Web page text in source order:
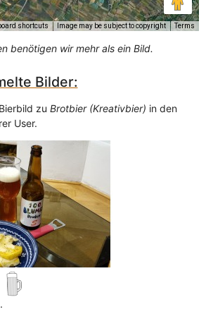
shortcuts Image may be subject to copyright Terms
benötigen wir mehr als ein Bild.
Bilder:
zu Brotbier (Kreativbier) in den
User.